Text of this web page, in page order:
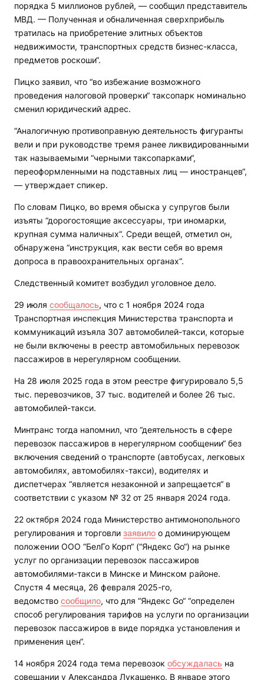
порядка 5 миллионов рублей, — сообщил представитель
МВД. — Полученная и обналиченная сверхприбыль
тратилась на приобретение элитных объектов
недвижимости, транспортных средств бизнес-класса,
предметов роскоши“.
Пицко заявил, что “во избежание возможного
проведения налоговой проверки“ таксопарк номинально
сменил юридический адрес.
“Аналогичную противоправную деятельность фигуранты
вели и при руководстве тремя ранее ликвидированными
так называемыми “черными таксопарками“,
переоформленными на подставных лиц — иностранцев“,
— утверждает спикер.
По словам Пицко, во время обыска у супругов были
изъяты “дорогостоящие аксессуары, три иномарки,
крупная сумма наличных“. Среди вещей, отметил он,
обнаружена “инструкция, как вести себя во время
допроса в правоохранительных органах“.
Следственный комитет возбудил уголовное дело.
29 июля сообщалось, что с 1 ноября 2024 года
Транспортная инспекция Министерства транспорта и
коммуникаций изъяла 307 автомобилей-такси, которые
не были включены в реестр автомобильных перевозок
пассажиров в нерегулярном сообщении.
На 28 июля 2025 года в этом реестре фигурировало 5,5
тыс. перевозчиков, 37 тыс. водителей и более 26 тыс.
автомобилей-такси.
Минтранс тогда напомнил, что “деятельность в сфере
перевозок пассажиров в нерегулярном сообщении“ без
включения сведений о транспорте (автобусах, легковых
автомобилях, автомобилях-такси), водителях и
диспетчерах “является незаконной и запрещается“ в
соответствии с указом № 32 от 25 января 2024 года.
22 октября 2024 года Министерство антимонопольного
регулирования и торговли заявило о доминирующем
положении ООО “БелГо Корп“ (“Яндекс Go“) на рынке
услуг по организации перевозок пассажиров
автомобилями-такси в Минске и Минском районе.
Спустя 4 месяца, 26 февраля 2025-го,
ведомство сообщило, что для “Яндекс Go“ “определен
способ регулирования тарифов на услуги по организации
перевозок пассажиров в виде порядка установления и
применения цен“.
14 ноября 2024 года тема перевозок обсуждалась на
совещании у Александра Лукашенко. В январе этого